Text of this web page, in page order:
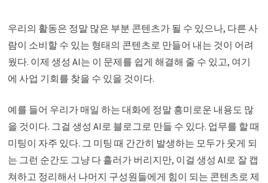
우리의 활동은 정말 많은 부분 콘텐츠가 될 수 있으나, 다른 사
람이 소비할 수 있는 형태의 콘텐츠로 만들어 내는 것이 어려
웠다. 이제 생성 AI는 이 문제를 쉽게 해결해 줄 수 있고, 여기
에 사업 기회를 찾을 수 있을 것이다.
예를 들어 우리가 매일 하는 대화에 정말 흥미로운 내용도 많
을 것이다. 그걸 생성 AI로 블로그로 만들 수 있다. 업무를 할 때
미팅이 자주 있다. 그 미팅 때 간간히 발생하는 모두가 웃게 되
는 그런 순간도 그냥 다 흘러가 버리지만, 이걸 생성 AI로 잘 캡
쳐하고 정리해서 나머지 구성원들에게 힘이 되는 콘텐츠로 제